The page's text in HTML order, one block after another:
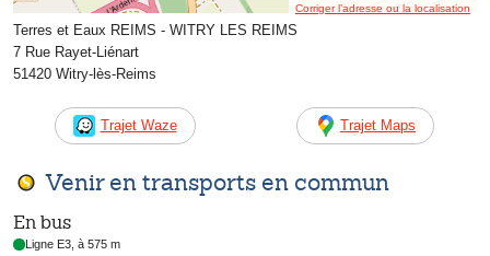
Corriger l’adresse ou la localisation
Terres et Eaux REIMS - WITRY LES REIMS
7 Rue Rayet-Liénart
51420 Witry-lès-Reims
Trajet Waze Trajet Maps
Venir en transports en commun
En bus
Ligne E3, à 575 m